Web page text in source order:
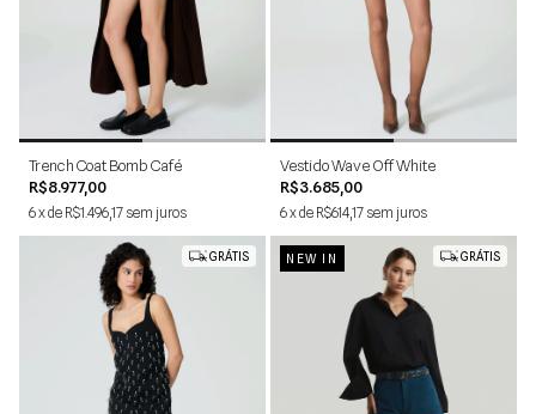
Trench Coat Bomb Café
R$8.977,00
6xde R$1.496,17 sem juros
Vestido Wave Off White
R$3.685,00
6xde R$614,17 sem juros
42 44
GRÁTIS GRÁTIS
NEW IN